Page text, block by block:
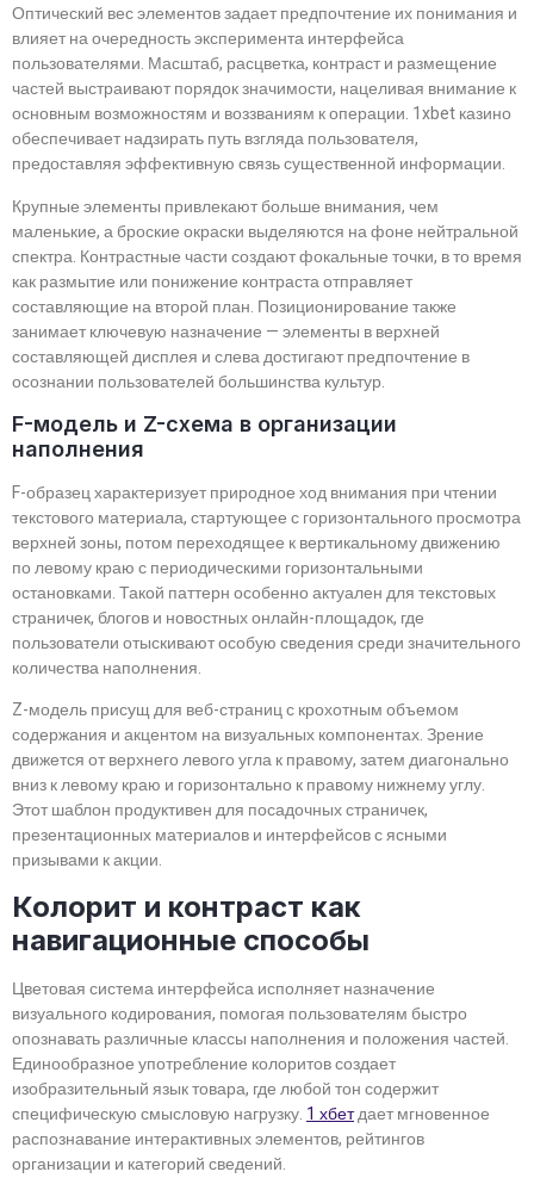
Оптический вес элементов задает предпочтение их понимания и
влияет на очередность эксперимента интерфейса
пользователями. Масштаб, расцветка, контраст и размещение
частей выстраивают порядок значимости, нацеливая внимание к
основным возможностям и воззваниям к операции. 1xbet казино
обеспечивает надзирать путь взгляда пользователя,
предоставляя эффективную связь существенной информации.
Крупные элементы привлекают больше внимания, чем
маленькие, а броские окраски выделяются на фоне нейтральной
спектра. Контрастные части создают фокальные точки, в то время
как размытие или понижение контраста отправляет
составляющие на второй план. Позиционирование также
занимает ключевую назначение — элементы в верхней
составляющей дисплея и слева достигают предпочтение в
осознании пользователей большинства культур.
F-модель и Z-схема в организации
наполнения
F-образец характеризует природное ход внимания при чтении
текстового материала, стартующее с горизонтального просмотра
верхней зоны, потом переходящее к вертикальному движению
по левому краю с периодическими горизонтальными
остановками. Такой паттерн особенно актуален для текстовых
страничек, блогов и новостных онлайн-площадок, где
пользователи отыскивают особую сведения среди значительного
количества наполнения.
Z-модель присущ для веб-страниц с крохотным объемом
содержания и акцентом на визуальных компонентах. Зрение
движется от верхнего левого угла к правому, затем диагонально
вниз к левому краю и горизонтально к правому нижнему углу.
Этот шаблон продуктивен для посадочных страничек,
презентационных материалов и интерфейсов с ясными
призывами к акции.
Колорит и контраст как
навигационные способы
Цветовая система интерфейса исполняет назначение
визуального кодирования, помогая пользователям быстро
опознавать различные классы наполнения и положения частей.
Единообразное употребление колоритов создает
изобразительный язык товара, где любой тон содержит
специфическую смысловую нагрузку. 1 хбетдает мгновенное
распознавание интерактивных элементов, рейтингов
организации и категорий сведений.